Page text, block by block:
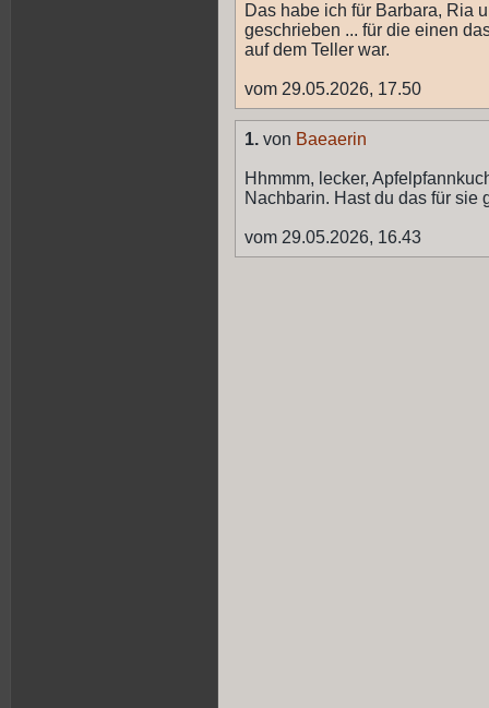
Das habe ich für Barbara, Ria
geschrieben ... für die einen
auf dem Teller war.
vom 29.05.2026, 17.50
1. von Baeaerin
Hhmmm, lecker,
Nachbarin. Hast du das für sie
vom 29.05.2026, 16.43